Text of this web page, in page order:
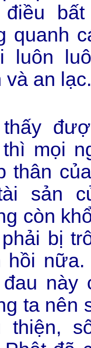
điều
quanh
luôn
và an lạc.
thì mọi
thân
sản
còn
bị
hồi
đau này
ta nên
thiện,